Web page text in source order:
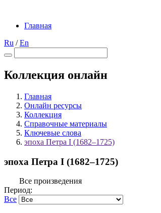
Главная
Ru /En
Коллекция онлайн
Главная
Онлайн ресурсы
Коллекция
Справочные материалы
Ключевые слова
эпоха Петра I (1682–1725)
эпоха Петра I (1682–1725)
Все произведения
Период:
Все